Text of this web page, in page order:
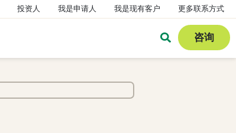
投资人 我是申请人 我是现有客户 更多联系方式
咨询